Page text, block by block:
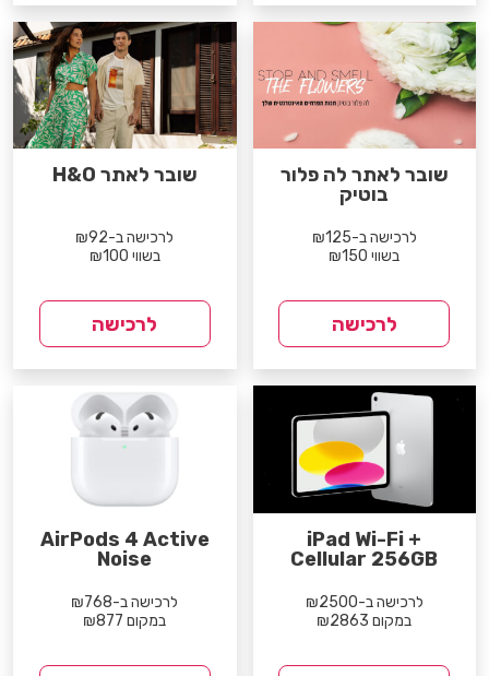
שובר לאתר לה פלור
בוטיק
לרכישה ב-₪125
בשווי ₪150
לרכישה
שובר לאתר H&O
לרכישה ב-₪92
בשווי ₪100
לרכישה
iPad Wi-Fi +
Cellular 256GB
לרכישה ב-₪2500
במקום ₪2863
AirPods 4 Active
Noise
לרכישה ב-₪768
במקום ₪877